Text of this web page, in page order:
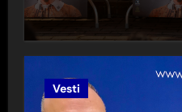
Vesti